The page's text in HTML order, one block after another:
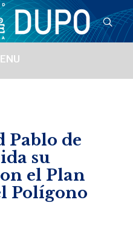
Pablo de
su
el Plan
Polígono